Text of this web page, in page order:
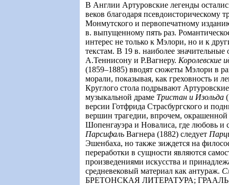
В Англии Артуровские легенды
веков благодаря псевдоисторическому
Монмутского и первопечатному
в. выпущенному пять раз.
интерес не только к Мэлори, но и к
текстам. В 19 в. наиболее
А.Теннисону и Р.Вагнеру. Королевские
(1859–1885) вводят сюжеты Мэлори в
морали, показывая, как греховность и
Круглого стола подрывают
музыкальной драме Тристан и Изольда
версии Готфрида Страсбургского и
вершин трагедии, впрочем,
Шопенгауэра и Новалиса, где любовь и
Парсифаль Вагнера (1882) следует
Эшенбаха, но также зиждется на
переработки в сущности являются
произведениями искусства и
средневековый материал как антураж.
БРЕТОНСКАЯ ЛИТЕРАТУРА; ГРААЛЬ